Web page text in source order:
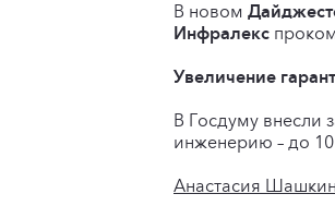
В новом
Инфралекс
Увеличение
В Госдуму внесли
инженерию – до 10
Анастасия